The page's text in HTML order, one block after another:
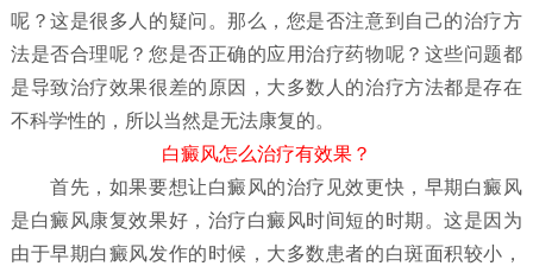
呢？这是很多人的疑问。那么，您是否注意到自己的治疗方
法是否合理呢？您是否正确的应用治疗药物呢？这些问题都
是导致治疗效果很差的原因，大多数人的治疗方法都是存在
不科学性的，所以当然是无法康复的。
白癜风怎么治疗有效果？
首先，如果要想让白癜风的治疗见效更快，早期白癜风
是白癜风康复效果好，治疗白癜风时间短的时期。这是因为
由于早期白癜风发作的时候，大多数患者的白斑面积较小，